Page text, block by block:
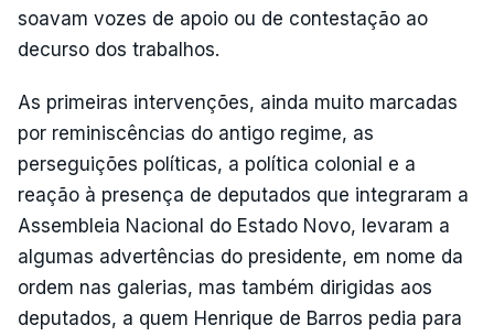
soavam vozes de apoio ou de contestação ao
decurso dos trabalhos.
As primeiras intervenções, ainda muito marcadas
por reminiscências do antigo regime, as
perseguições políticas, a política colonial e a
reação à presença de deputados que integraram a
Assembleia Nacional do Estado Novo, levaram a
algumas advertências do presidente, em nome da
ordem nas galerias, mas também dirigidas aos
deputados, a quem Henrique de Barros pedia para